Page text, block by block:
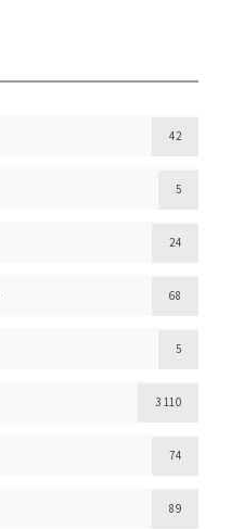
42
5
24
68
5
3 110
74
89